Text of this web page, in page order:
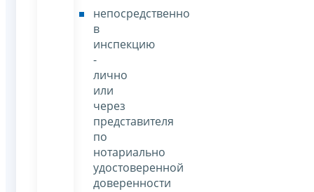
непосредственно
в
инспекцию
-
лично
или
через
представителя
по
нотариально
удостоверенной
доверенности